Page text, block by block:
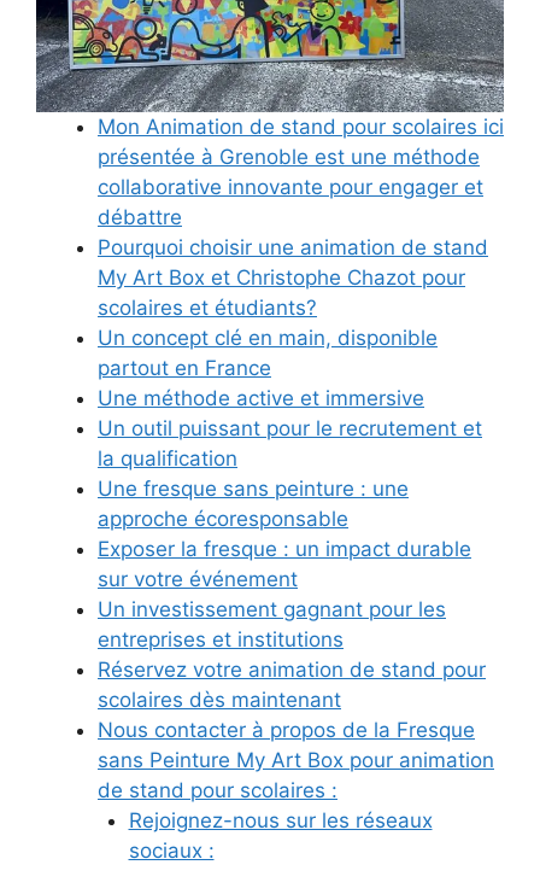
Mon Animation de stand pour scolaires ici
présentée à Grenoble est une méthode
collaborative innovante pour engager et
débattre
Pourquoi choisir une animation de stand
My Art Box et Christophe Chazot pour
scolaires et étudiants?
Un concept clé en main, disponible
partout en France
Une méthode active et immersive
Un outil puissant pour le recrutement et
la qualification
Une fresque sans peinture : une
approche écoresponsable
Exposer la fresque : un impact durable
sur votre événement
Un investissement gagnant pour les
entreprises et institutions
Réservez votre animation de stand pour
scolaires dès maintenant
Nous contacter à propos de la Fresque
sans Peinture My Art Box pour animation
de stand pour scolaires :
Rejoignez-nous sur les réseaux
sociaux :